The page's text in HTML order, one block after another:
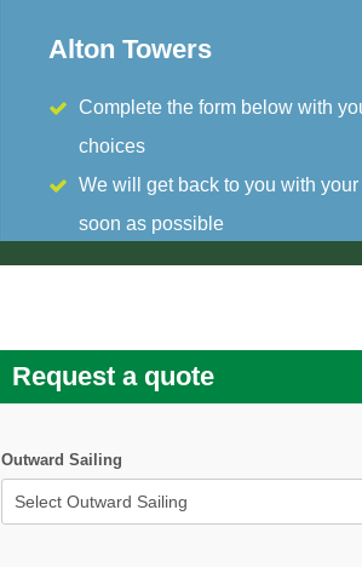
Alton Towers
Complete the form below with
choices
We will get back to you with
soon as possible
Request a quote
Outward Sailing